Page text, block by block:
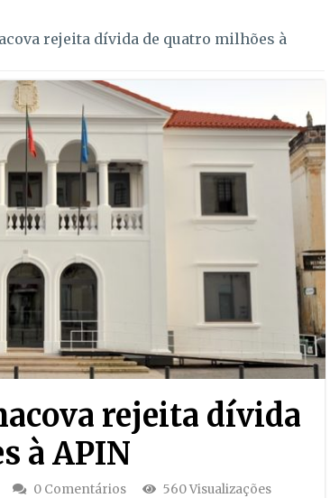
rejeita dívida de quatro milhões à
rejeita dívida
à APIN
0 Comentários 560 Visualizações